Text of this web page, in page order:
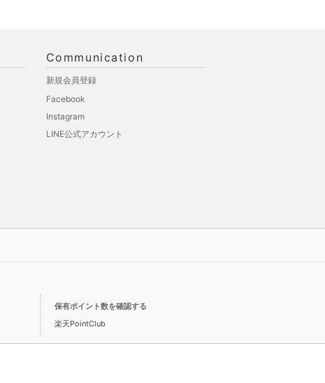
Communication
新規会員登録
Facebook
Instagram
LINE公式アカウント
保有ポイント数を確認する
楽天PointClub